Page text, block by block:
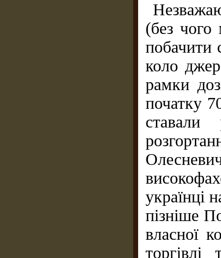
(без чого
побачити
коло
рамки
початку
ставали
українці
пізніше
власної
торгівлі